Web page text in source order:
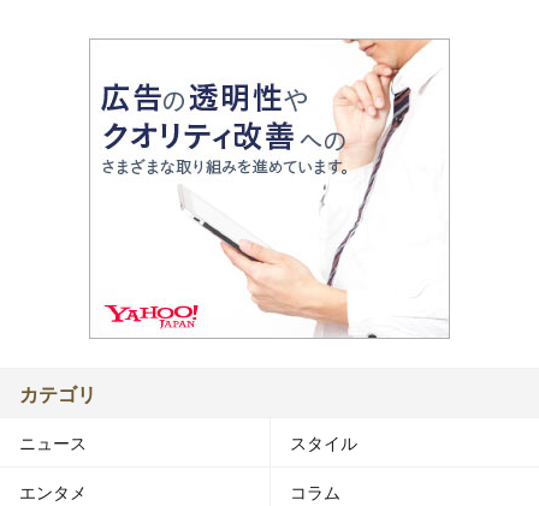
カテゴリ
ニュース スタイル
エンタメ コラム